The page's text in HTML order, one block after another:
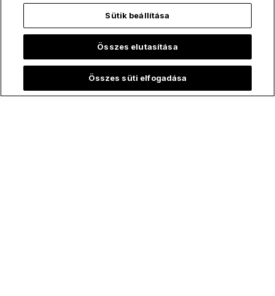
Kapcsolat
ChurchPOP Global
English
Adatvédelem
Adatvédelmi szabályzat
Sütik beállítása
Összes elutasítása
Összes süti elfogadása